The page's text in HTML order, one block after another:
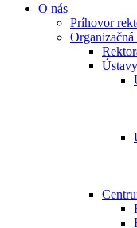
O nás
Príhovor
Organizačná
Ústavy